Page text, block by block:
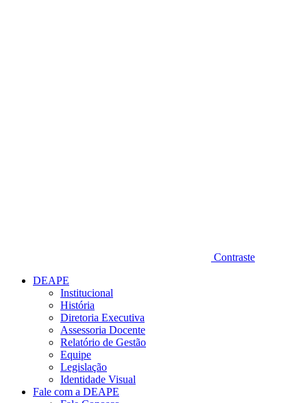
Contraste
DEAPE
Institucional
História
Diretoria Executiva
Assessoria Docente
Relatório de Gestão
Equipe
Legislação
Identidade Visual
Fale com a DEAPE